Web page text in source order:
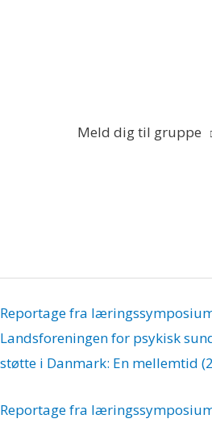
Meld dig til gruppe
Reportage fra
Landsforeningen for psykisk
støtte i Danmark: En mellemtid
Reportage fra